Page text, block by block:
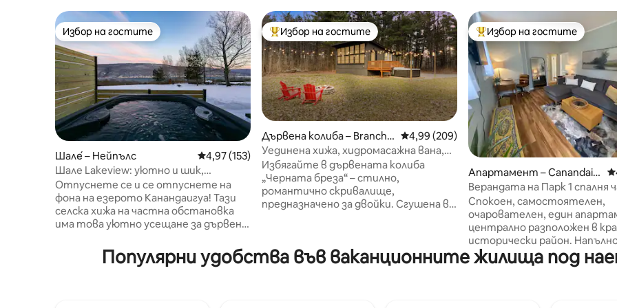
Избор на гостите
Избор на гостите
Шале́ – Нейпълс Средна оценка: 4,97 от 5, 153 отзива
4,97 (153)
Шале Lakeview: уютно и шик,
хидромасажна вана, игри
Отпуснете се и се отпуснете на
фона на езерото Канандаигуа! Тази
селска хижа на частна обстановка
има това уютно усещане за дървена
удобства, включително камина на
газова печка, хидромасажна вана,
Най-популярен избор на гостите
Избор на гостите
Дървена колиба – Branchp
ort
Средна оценка: 4,99 от 5, 209 отзива
4,99 (209)
Уединена хижа, хидромасажна вана,
огнище, домашни любимци, скара
Избягайте в дървената колиба
„Черната бреза“ – стилно,
романтично скривалище,
предназначено за двойки. Сгушена в
вана, огнище и спокойна горска
обстановка. Идеално за разпускане
Най-популярен избор на
Избор на гостите
Апартамент – Canandaig
ua
Верандата на Парк 1 спалня
исторически район
Спокоен, самостоятелен,
очарователен, един
централно разположен в
исторически район. Напълно
оборудвана кухня. Просторната
спалня и всекидневната
Популярни удобства във ваканционните жилища под